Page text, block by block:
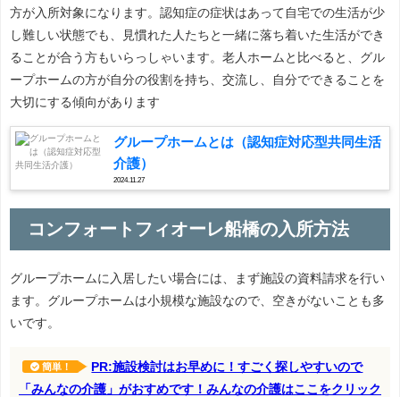
方が入所対象になります。認知症の症状はあって自宅での生活が少
し難しい状態でも、見慣れた人たちと一緒に落ち着いた生活ができ
ることが合う方もいらっしゃいます。老人ホームと比べると、グル
ープホームの方が自分の役割を持ち、交流し、自分でできることを
大切にする傾向があります
グループホームとは（認知症対応型共同生活
介護）
2024.11.27
コンフォートフィオーレ船橋の入所方法
グループホームに入居したい場合には、まず施設の資料請求を行い
ます。グループホームは小規模な施設なので、空きがないことも多
いです。
簡単！
PR:施設検討はお早めに！すごく探しやすいので
「みんなの介護」がおすめです！みんなの介護はここをクリック